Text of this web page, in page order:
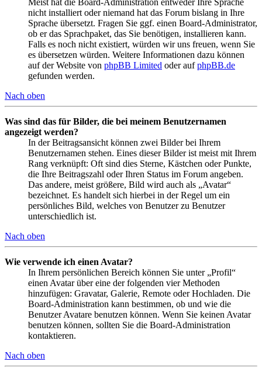
Meist hat die Board-Administration entweder Ihre Sprache
nicht installiert oder niemand hat das Forum bislang in Ihre
Sprache übersetzt. Fragen Sie ggf. einen Board-Administrator,
ob er das Sprachpaket, das Sie benötigen, installieren kann.
Falls es noch nicht existiert, würden wir uns freuen, wenn Sie
es übersetzen würden. Weitere Informationen dazu können
auf der Website von phpBB Limited oder aufphpBB.de
gefunden werden.
Nach oben
Was sind das für Bilder, die bei meinem Benutzernamen
angezeigt werden?
In der Beitragsansicht können zwei Bilder bei Ihrem
Benutzernamen stehen. Eines dieser Bilder ist meist mit Ihrem
Rang verknüpft: Oft sind dies Sterne, Kästchen oder Punkte,
die Ihre Beitragszahl oder Ihren Status im Forum angeben.
Das andere, meist größere, Bild wird auch als „Avatar“
bezeichnet. Es handelt sich hierbei in der Regel um ein
persönliches Bild, welches von Benutzer zu Benutzer
unterschiedlich ist.
Nach oben
Wie verwende ich einen Avatar?
In Ihrem persönlichen Bereich können Sie unter „Profil“
einen Avatar über eine der folgenden vier Methoden
hinzufügen: Gravatar, Galerie, Remote oder Hochladen. Die
Board-Administration kann bestimmen, ob und wie die
Benutzer Avatare benutzen können. Wenn Sie keinen Avatar
benutzen können, sollten Sie die Board-Administration
kontaktieren.
Nach oben